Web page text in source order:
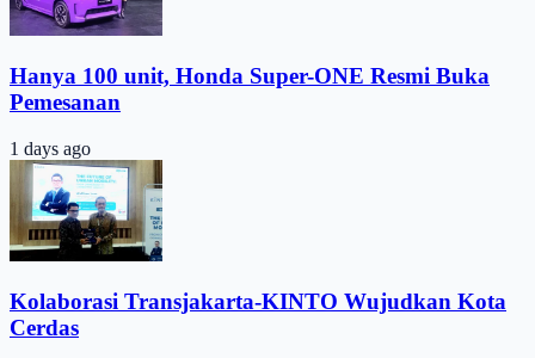
Hanya 100 unit, Honda Super-ONE Resmi Buka
Pemesanan
1 days ago
Kolaborasi Transjakarta-KINTO Wujudkan Kota
Cerdas